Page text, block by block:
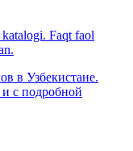
Faqt faol
в Узбекистане.
с подробной